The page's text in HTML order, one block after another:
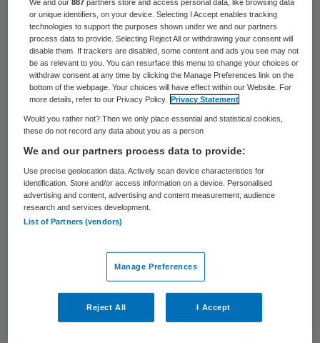
Middelen
Creatief bezig zijn op een
dagbestedingslocatie is geen doel. Het
overeind houden van deze activiteit is dus
geen missie. Creatieve activiteiten zijn
slechts middelen om resultaten te behalen.
Resultaten boeken, dat is dus het doel.
Resultaten op het gebied van leven: met je
beperkingen als gevolg van een
herseninfarct je rol als vader weer invullen.
Resultaten op het gebied van wonen: na
een succesvolle verwijdering van je
hersentumor weer zelf een groot deel van
We and our887 partners store and access personal data, like browsing data
or unique identifiers, on your device. Selecting I Accept enables tracking
technologies to support the purposes shown under we and our partners
process data to provide. Selecting Reject All or withdrawing your consent will
disable them. If trackers are disabled, some content and ads you see may not
be as relevant to you. You can resurface this menu to change your choices or
withdraw consent at any time by clicking the Manage Preferences link on the
bottom of the webpage. Your choices will have effect within our Website. For
more details, refer to our Privacy Policy.
Privacy Statement
Would you rather not? Then we only place essential and statistical cookies,
these do not record any data about you as a person
We and our partners process data to provide:
Use precise geolocation data. Actively scan device characteristics for
identification. Store and/or access information on a device. Personalised
advertising and content, advertising and content measurement, audience
research and services development.
List of Partners (vendors)
Manage Preferences
Reject All I Accept